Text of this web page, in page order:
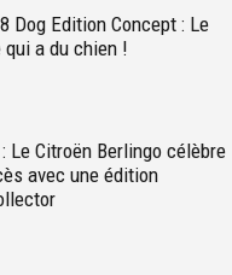
Dog Edition Concept : Le
a du chien !
Le Citroën Berlingo célèbre
avec une édition